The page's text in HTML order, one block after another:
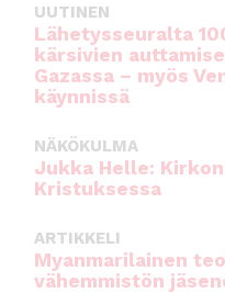
UUTINEN
Lähetysseuralta
kärsivien
Gazassa – myös
käynnissä
NÄKÖKULMA
Jukka Helle:
Kristuksessa
ARTIKKELI
Myanmarilainen
vähemmistön